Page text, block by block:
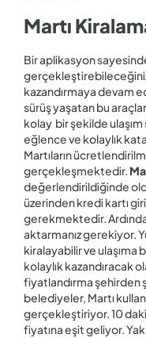
Martı
Bir aplikasyon
kazandırmaya devam
sürüş yaşatan bu
kolay bir şekilde
eğlence ve kolaylık
Martıların
gerçekleşmektedir.
değerlendirildiğinde
üzerinden kredi kartı
gerekmektedir.
aktarmanız gerekiyor.
kiralayabilir ve ulaşıma
kolaylık kazandıracak
fiyatlandırma şehirden
belediyeler, Martı
gerçekleştiriyor. 10
fiyatına eşit geliyor.